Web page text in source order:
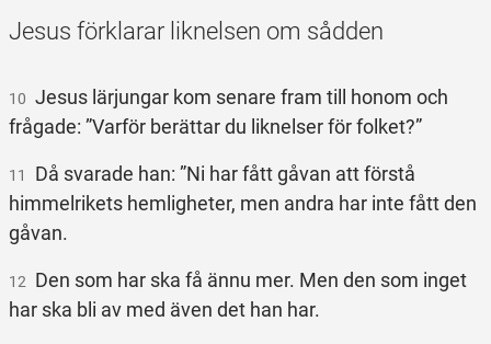
Jesus förklarar liknelsen om sådden
10 Jesus lärjungar kom senare fram till honom och
frågade: ”Varför berättar du liknelser för folket?”
11
Då svarade han: ”Ni har fått gåvan att förstå
himmelrikets hemligheter, men andra har inte fått den
gåvan.
12 Den som har ska få ännu mer. Men den som inget
har ska bli av med även det han har.